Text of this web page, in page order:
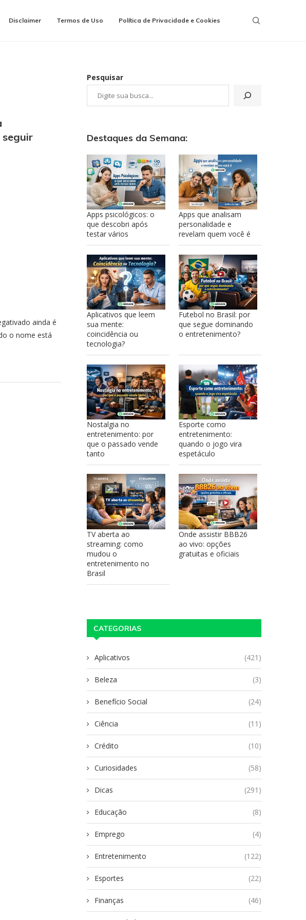
Disclaimer Termos de Uso Política de Privacidade e Cookies
seguir
ainda é
o nome está
Pesquisar
Destaques da Semana:
Apps psicológicos: o
que descobri após
testar vários
Apps que analisam
personalidade e
revelam quem você é
Aplicativos que leem
sua mente:
coincidência ou
tecnologia?
Futebol no Brasil: por
que segue dominando
o entretenimento?
Nostalgia no
entretenimento: por
que o passado vende
tanto
Esporte como
entretenimento:
quando o jogo vira
espetáculo
TV aberta ao
streaming: como
mudou o
entretenimento no
Brasil
Onde assistir BBB26
ao vivo: opções
gratuitas e oficiais
CATEGORIAS
Aplicativos (421)
Beleza (3)
Benefício Social (24)
Ciência (11)
Crédito (10)
Curiosidades (58)
Dicas (291)
Educação (8)
Emprego (4)
Entretenimento (122)
Esportes (22)
Finanças (46)